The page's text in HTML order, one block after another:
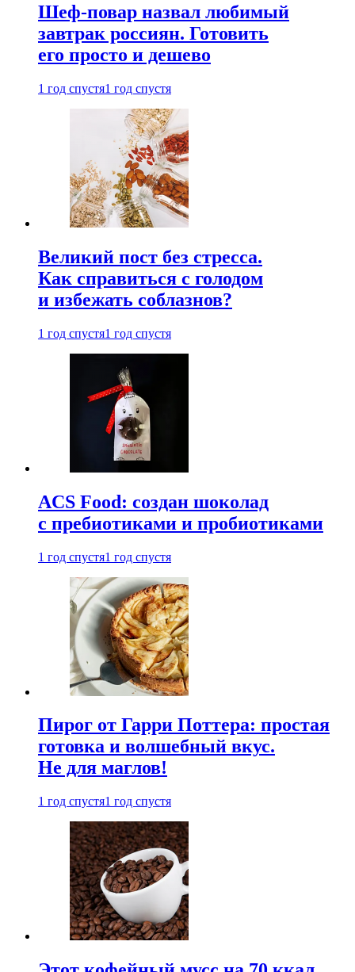
Шеф-повар назвал любимый
завтрак россиян. Готовить
его просто и дешево
1 год спустя1 год спустя
Великий пост без стресса.
Как справиться с голодом
и избежать соблазнов?
1 год спустя1 год спустя
ACS Food: создан шоколад
с пребиотиками и пробиотиками
1 год спустя1 год спустя
Пирог от Гарри Поттера: простая
готовка и волшебный вкус.
Не для маглов!
1 год спустя1 год спустя